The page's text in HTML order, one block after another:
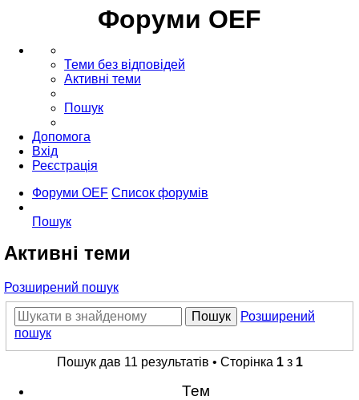
Форуми OEF
Теми без відповідей
Активні теми
Пошук
Допомога
Вхід
Реєстрація
Форуми OEF Список форумів
Пошук
Активні теми
Розширений пошук
Пошук
Розширений
пошук
Пошук дав 11 результатів • Сторінка 1з 1
Тем